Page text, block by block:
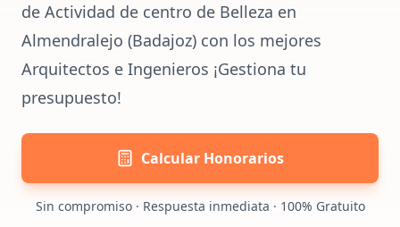
de Actividad de centro de Belleza en
Almendralejo (Badajoz) con los mejores
Arquitectos e Ingenieros ¡Gestiona tu
presupuesto!
Calcular Honorarios
Sin compromiso · Respuesta inmediata · 100% Gratuito